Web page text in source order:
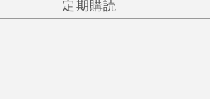
定期購読